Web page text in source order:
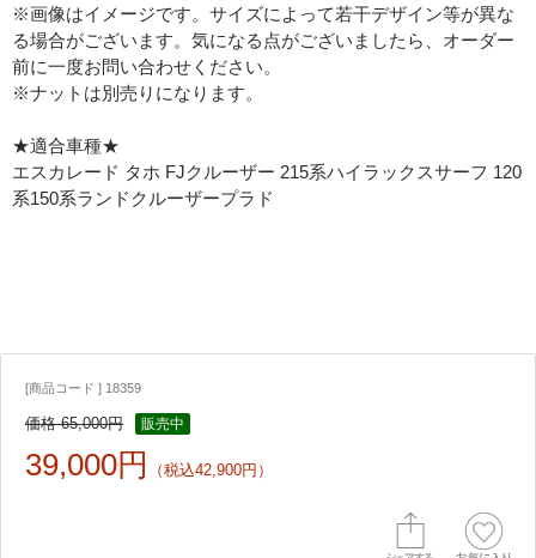
※画像はイメージです。サイズによって若干デザイン等が異な
る場合がございます。気になる点がございましたら、オーダー
前に一度お問い合わせください。
※ナットは別売りになります。
★適合車種★
エスカレード タホ FJクルーザー 215系ハイラックスサーフ 120
系150系ランドクルーザープラド
[商品コード ] 18359
価格 65,000円 販売中
39,000円 （税込42,900円）